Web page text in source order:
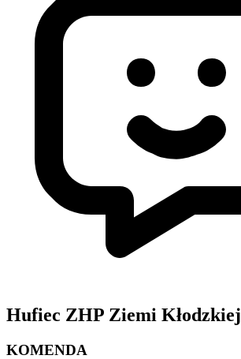
Hufiec ZHP Ziemi Kłodzkiej
KOMENDA